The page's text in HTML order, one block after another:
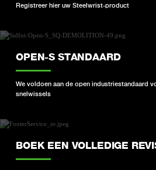
Registreer hier uw Steelwrist-product
OPEN-S STANDAARD
We voldoen aan de open industriestandaard
snelwissels
BOEK EEN VOLLEDIGE